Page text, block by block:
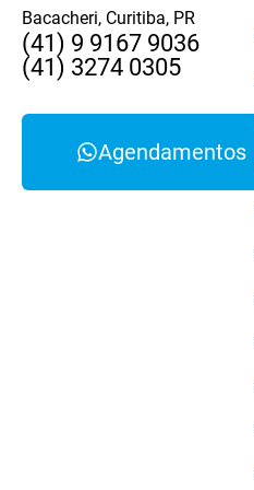
Bacacheri, Curitiba, PR
(41) 9 9167 9036
(41) 3274 0305
Agendamentos